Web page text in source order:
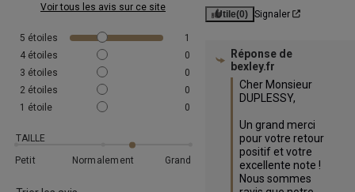
Voir tous les avis sur ce site
5 étoiles
1
4 étoiles
0
3 étoiles
0
2 étoiles
0
1 étoile 0
TAILLE
Petit
Normalement Grand
Utile(0) Signaler
Réponse de
bexley.fr
Cher Monsieur
DUPLESSY,
Un grand merci
pour votre retour
positif et votre
excellente note !
Nous sommes